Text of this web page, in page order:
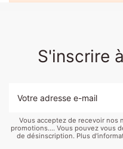
S'inscrire
Vous acceptez de recevoir nos
promotions.... Vous pouvez vous
de désinscription. Plus